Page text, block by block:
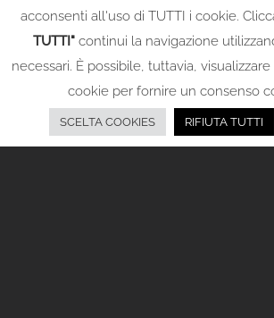
acconsenti all'uso di TUTTI i cookie.
TUTTI"continui la navigazione
necessari. È possibile, tuttavia,
cookie per fornire un consenso
SCELTA COOKIES RIFIUTA TUTTI